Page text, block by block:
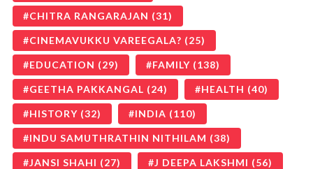
CHITRA RANGARAJAN (31)
CINEMAVUKKU VAREEGALA? (25)
EDUCATION (29) FAMILY (138)
GEETHA PAKKANGAL (24) HEALTH (40)
HISTORY (32) INDIA (110)
INDU SAMUTHRATHIN NITHILAM (38)
JANSI SHAHI (27) J DEEPA LAKSHMI (56)